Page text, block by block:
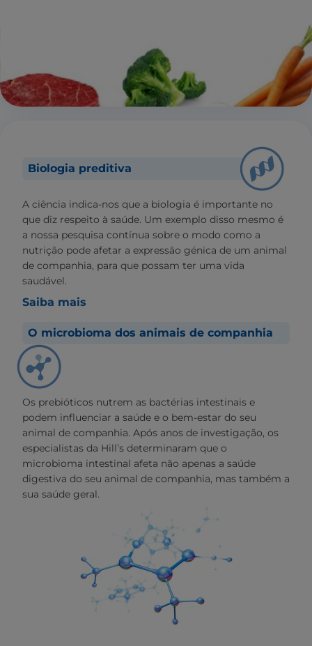
Biologia preditiva
A ciência indica-nos que a biologia é importante no
que diz respeito à saúde. Um exemplo disso mesmo é
a nossa pesquisa contínua sobre o modo como a
nutrição pode afetar a expressão génica de um animal
de companhia, para que possam ter uma vida
saudável.
Saiba mais
O microbioma dos animais de companhia
Os prebióticos nutrem as bactérias intestinais e
podem influenciar a saúde e o bem-estar do seu
animal de companhia. Após anos de investigação, os
especialistas da Hill’s determinaram que o
microbioma intestinal afeta não apenas a saúde
digestiva do seu animal de companhia, mas também a
sua saúde geral.